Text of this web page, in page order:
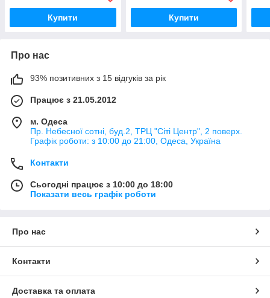
Купити Купити
Про нас
93% позитивних з 15 відгуків за рік
Працює з 21.05.2012
м. Одеса
Пр. Небесної сотні, буд.2, ТРЦ "Сіті Центр", 2 поверх.
Графік роботи: з 10:00 до 21:00, Одеса, Україна
Контакти
Сьогодні працює з 10:00 до 18:00
Показати весь графік роботи
Про нас
Контакти
Доставка та оплата